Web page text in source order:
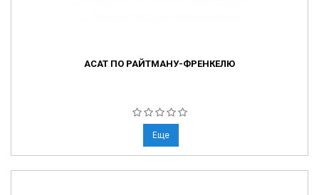
АСАТ ПО РАЙТМАНУ-ФРЕНКЕЛЮ
Еще